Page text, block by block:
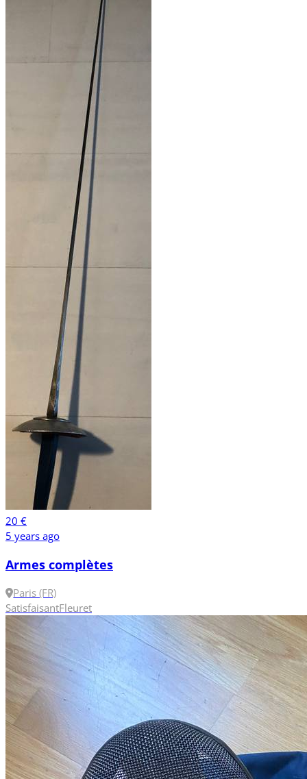
20 €
5 years ago
Armes complètes
Paris (FR)
SatisfaisantFleuret